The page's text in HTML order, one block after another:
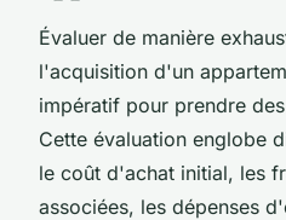
Évaluer de manière
l'acquisition d'un
impératif pour prendre
Cette évaluation englobe
le coût d'achat initial, les
associées, les dépenses